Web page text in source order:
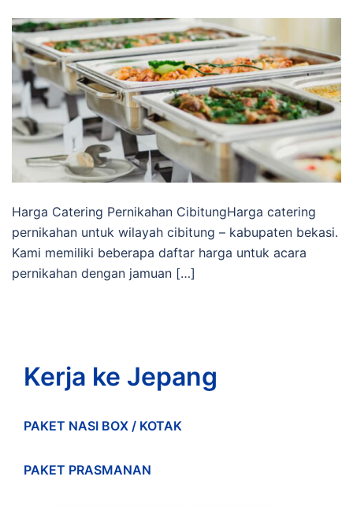
Harga Catering Pernikahan CibitungHarga catering
pernikahan untuk wilayah cibitung – kabupaten bekasi.
Kami memiliki beberapa daftar harga untuk acara
pernikahan dengan jamuan […]
Kerja ke Jepang
PAKET NASI BOX / KOTAK
PAKET PRASMANAN